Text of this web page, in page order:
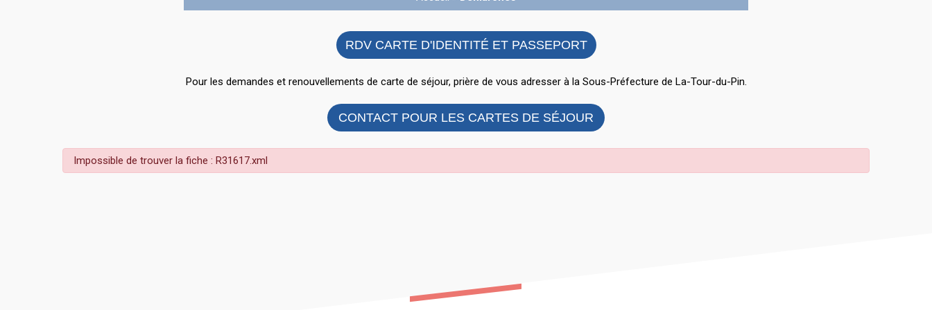
RDV CARTE D'IDENTITÉ ET PASSEPORT
Pour les demandes et renouvellements de carte de séjour, prière de vous adresser à la Sous-Préfecture de La-Tour-du-Pin.
CONTACT POUR LES CARTES DE SÉJOUR
Impossible de trouver la fiche : R31617.xml